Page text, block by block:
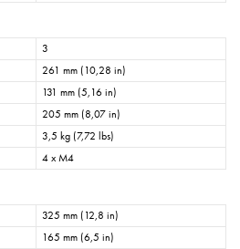
3
261 mm (10,28 in)
131 mm (5,16 in)
205 mm (8,07 in)
3,5 kg (7,72 lbs)
4 x M4
325 mm (12,8 in)
165 mm (6,5 in)